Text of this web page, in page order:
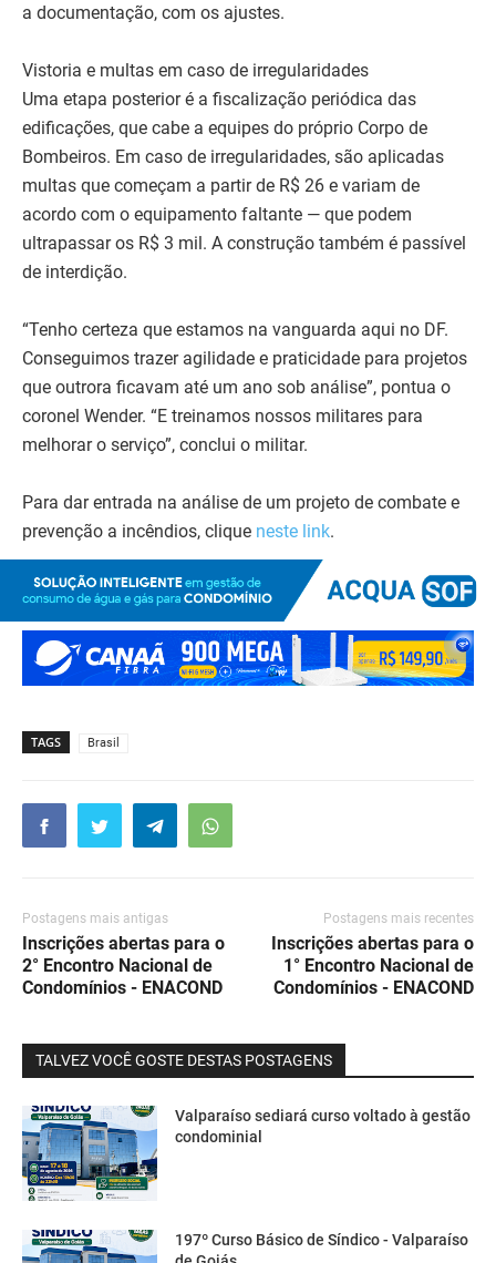
a documentação, com os ajustes.
Vistoria e multas em caso de irregularidades
Uma etapa posterior é a fiscalização periódica das
edificações, que cabe a equipes do próprio Corpo de
Bombeiros. Em caso de irregularidades, são aplicadas
multas que começam a partir de R$ 26 e variam de
acordo com o equipamento faltante — que podem
ultrapassar os R$ 3 mil. A construção também é passível
de interdição.
“Tenho certeza que estamos na vanguarda aqui no DF.
Conseguimos trazer agilidade e praticidade para projetos
que outrora ficavam até um ano sob análise”, pontua o
coronel Wender. “E treinamos nossos militares para
melhorar o serviço”, conclui o militar.
Para dar entrada na análise de um projeto de combate e
prevenção a incêndios, clique neste link.
TAGS Brasil
Postagens mais antigas
Inscrições abertas para o
2° Encontro Nacional de
Condomínios - ENACOND
Postagens mais recentes
Inscrições abertas para o
1° Encontro Nacional de
Condomínios - ENACOND
TALVEZ VOCÊ GOSTE DESTAS POSTAGENS
Valparaíso sediará curso voltado à gestão
condominial
197º Curso Básico de Síndico - Valparaíso